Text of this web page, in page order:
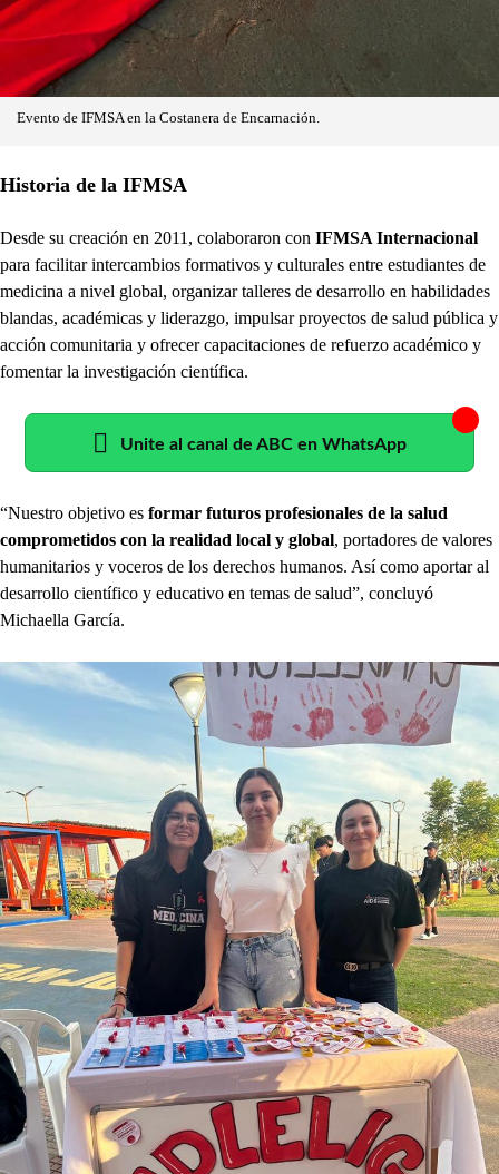
Evento de IFMSA en la Costanera de Encarnación.
Historia de la IFMSA
Desde su creación en 2011, colaboraron con IFMSA Internacional
para facilitar intercambios formativos y culturales entre estudiantes de
medicina a nivel global, organizar talleres de desarrollo en habilidades
blandas, académicas y liderazgo, impulsar proyectos de salud pública y
acción comunitaria y ofrecer capacitaciones de refuerzo académico y
fomentar la investigación científica.
Unite al canal de ABC en WhatsApp
“Nuestro objetivo es formar futuros profesionales de la salud
comprometidos con la realidad local y global, portadores de valores
humanitarios y voceros de los derechos humanos. Así como aportar al
desarrollo científico y educativo en temas de salud”, concluyó
Michaella García.